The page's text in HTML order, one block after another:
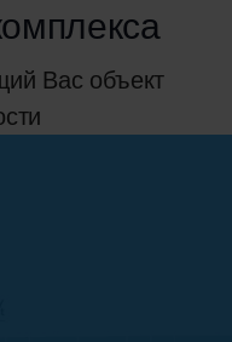
Вас объект